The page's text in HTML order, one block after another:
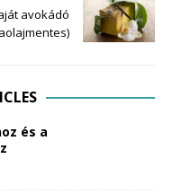
avokádó
és a